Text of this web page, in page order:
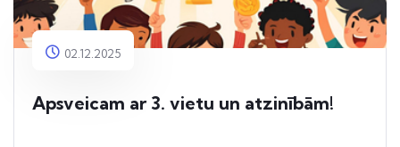
02.12.2025
Apsveicam ar 3. vietu un atzinībām!